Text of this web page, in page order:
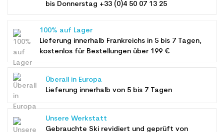
bis Donnerstag +33 (0)4 50 07 13 25
100% auf Lager
Lieferung innerhalb Frankreichs in 5 bis 7 Tagen,
kostenlos für Bestellungen über 199 €
Überall in Europa
Lieferung innerhalb von 5 bis 7 Tagen
Unsere Werkstatt
Gebrauchte Ski revidiert und geprüft von